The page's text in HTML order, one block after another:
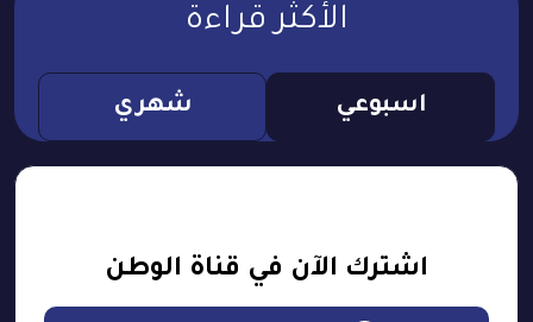
الأكثر قراءة
اسبوعي شهري
اشترك الآن في قناة الوطن